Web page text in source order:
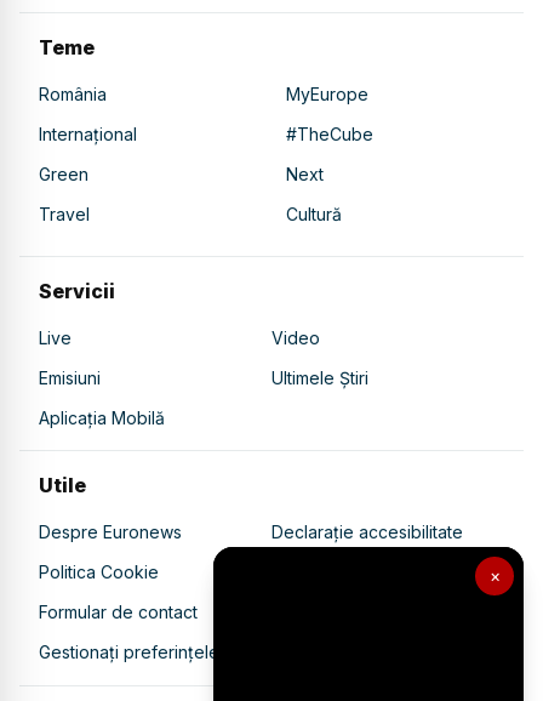
×
Teme
România
MyEurope
Internațional
#TheCube
Green
Next
Travel
Cultură
Servicii
Live
Video
Emisiuni
Ultimele Știri
Aplicația Mobilă
Utile
Despre Euronews
Declarație accesibilitate
Politica Cookie
Politica de confidențialitate
Formular de contact
Gestionați preferințele